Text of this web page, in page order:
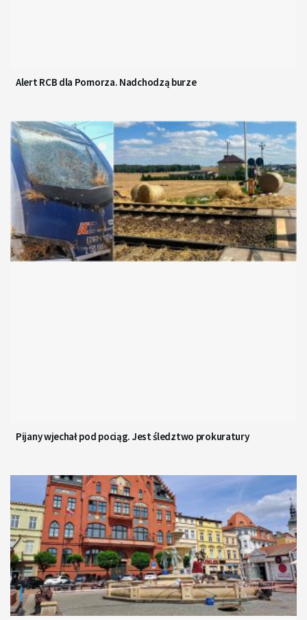
Alert RCB dla Pomorza. Nadchodzą burze
Pijany wjechał pod pociąg. Jest śledztwo prokuratury